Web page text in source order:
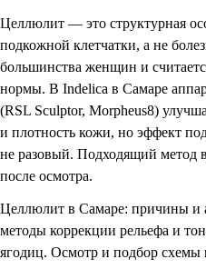
Целлюлит — это структурная
подкожной клетчатки, а не
большинства женщин и
нормы. В Indelica в Самаре
(RSL Sculptor, Morpheus8)
и плотность кожи, но эффект
не разовый. Подходящий метод
после осмотра.
Целлюлит в Самаре: причины и
методы коррекции рельефа и
ягодиц. Осмотр и подбор схемы